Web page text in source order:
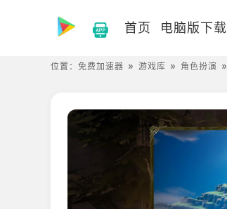
首页 电脑版下载
位置： 免费加速器 游戏库 角色扮演